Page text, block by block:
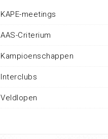
KAPE-meetings
AAS-Criterium
Kampioenschappen
Interclubs
Veldlopen